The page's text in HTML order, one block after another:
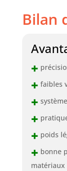
Bilan
+
+ faibles
+
+
+ poids
+ bonne
matériaux